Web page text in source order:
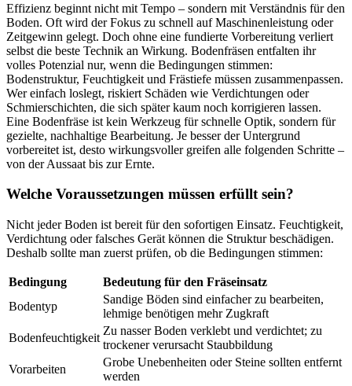
Effizienz beginnt nicht mit Tempo – sondern mit Verständnis für den
Boden. Oft wird der Fokus zu schnell auf Maschinenleistung oder
Zeitgewinn gelegt. Doch ohne eine fundierte Vorbereitung verliert
selbst die beste Technik an Wirkung. Bodenfräsen entfalten ihr
volles Potenzial nur, wenn die Bedingungen stimmen:
Bodenstruktur, Feuchtigkeit und Frästiefe müssen zusammenpassen.
Wer einfach loslegt, riskiert Schäden wie Verdichtungen oder
Schmierschichten, die sich später kaum noch korrigieren lassen.
Eine Bodenfräse ist kein Werkzeug für schnelle Optik, sondern für
gezielte, nachhaltige Bearbeitung. Je besser der Untergrund
vorbereitet ist, desto wirkungsvoller greifen alle folgenden Schritte –
von der Aussaat bis zur Ernte.
Welche Voraussetzungen müssen erfüllt sein?
Nicht jeder Boden ist bereit für den sofortigen Einsatz. Feuchtigkeit,
Verdichtung oder falsches Gerät können die Struktur beschädigen.
Deshalb sollte man zuerst prüfen, ob die Bedingungen stimmen:
Bedingung
Bedeutung für den Fräseinsatz
Bodentyp
Sandige Böden sind einfacher zu bearbeiten,
lehmige benötigen mehr Zugkraft
Bodenfeuchtigkeit
Zu nasser Boden verklebt und verdichtet; zu
trockener verursacht Staubbildung
Vorarbeiten
Grobe Unebenheiten oder Steine sollten entfernt
werden